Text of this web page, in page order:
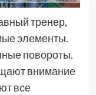
тренер,
элементы.
повороты.
внимание
все